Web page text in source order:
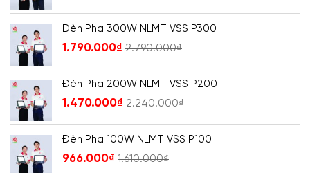
Đèn Pha 300W NLMT VSS P300
1.790.000₫ 2.790.000₫
Đèn Pha 200W NLMT VSS P200
1.470.000₫ 2.240.000₫
Đèn Pha 100W NLMT VSS P100
966.000₫ 1.610.000₫